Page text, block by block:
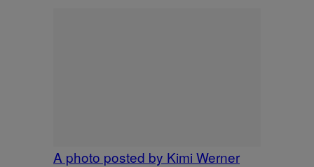
A photo posted by Kimi Werner